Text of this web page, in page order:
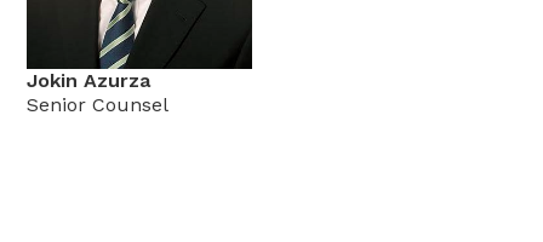
Jokin Azurza
Senior Counsel